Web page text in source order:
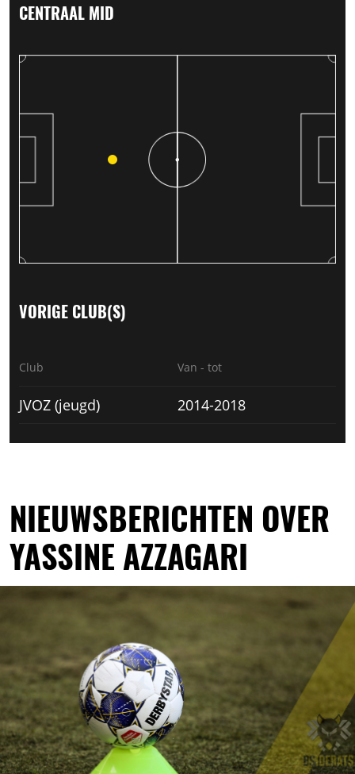
CENTRAAL MID
VORIGE CLUB(S)
Club Van - tot
JVOZ (jeugd) 2014-2018
NIEUWSBERICHTEN OVER
YASSINE AZZAGARI